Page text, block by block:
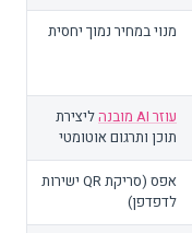
מנוי במחיר נמוך יחסית
עוזר AI מובנה
ליצירת
תוכן ותרגום אוטומטי
אפס (סריקת QR ישירות
לדפדפן)